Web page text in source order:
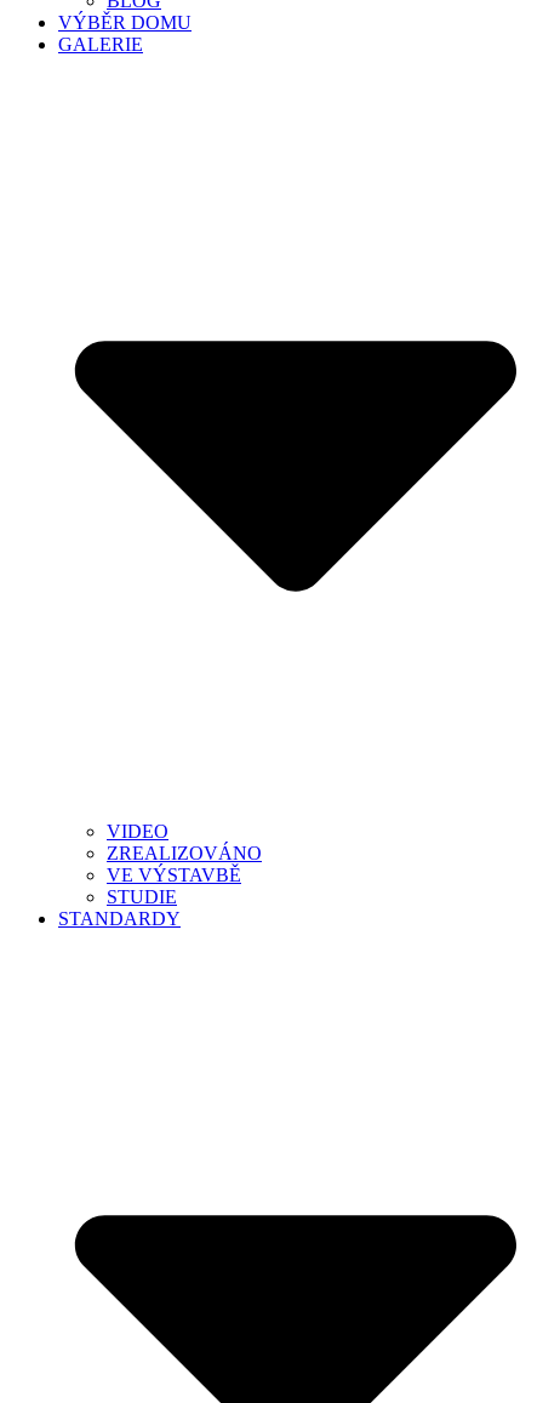
VÝBĚR DOMU
GALERIE
VIDEO
ZREALIZOVÁNO
VE VÝSTAVBĚ
STUDIE
STANDARDY